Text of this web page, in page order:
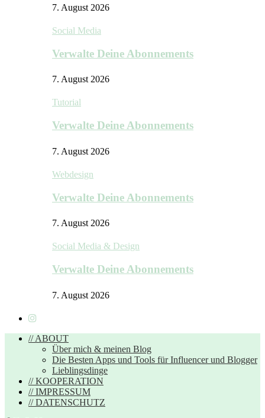
7. August 2026
Social Media
Verwalte Deine Abonnements
7. August 2026
Tutorial
Verwalte Deine Abonnements
7. August 2026
Webdesign
Verwalte Deine Abonnements
7. August 2026
Social Media & Design
Verwalte Deine Abonnements
7. August 2026
// ABOUT
Über mich & meinen Blog
Die Besten Apps und Tools für Influencer und Blogger
Lieblingsdinge
// KOOPERATION
// IMPRESSUM
// DATENSCHUTZ